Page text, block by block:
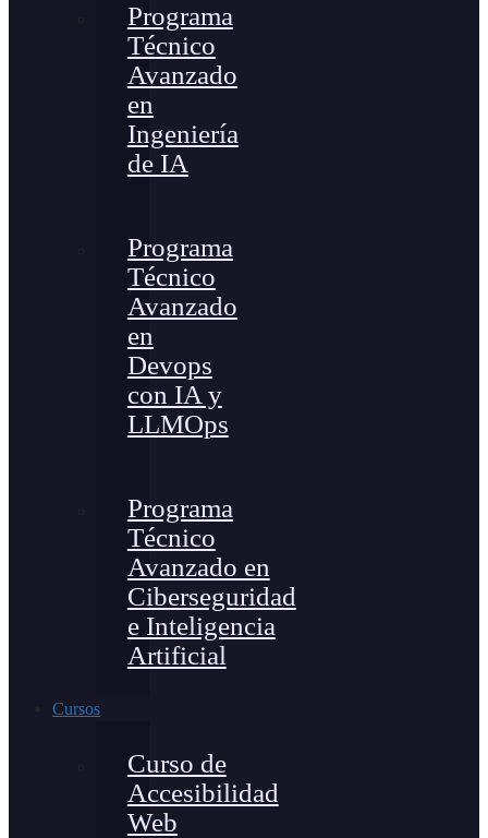
Programa
Técnico
Avanzado
en
Ingeniería
de IA
Programa
Técnico
Avanzado
en
Devops
con IA y
LLMOps
Programa
Técnico
Avanzado en
Ciberseguridad
e Inteligencia
Artificial
Cursos
Curso de
Accesibilidad
Web